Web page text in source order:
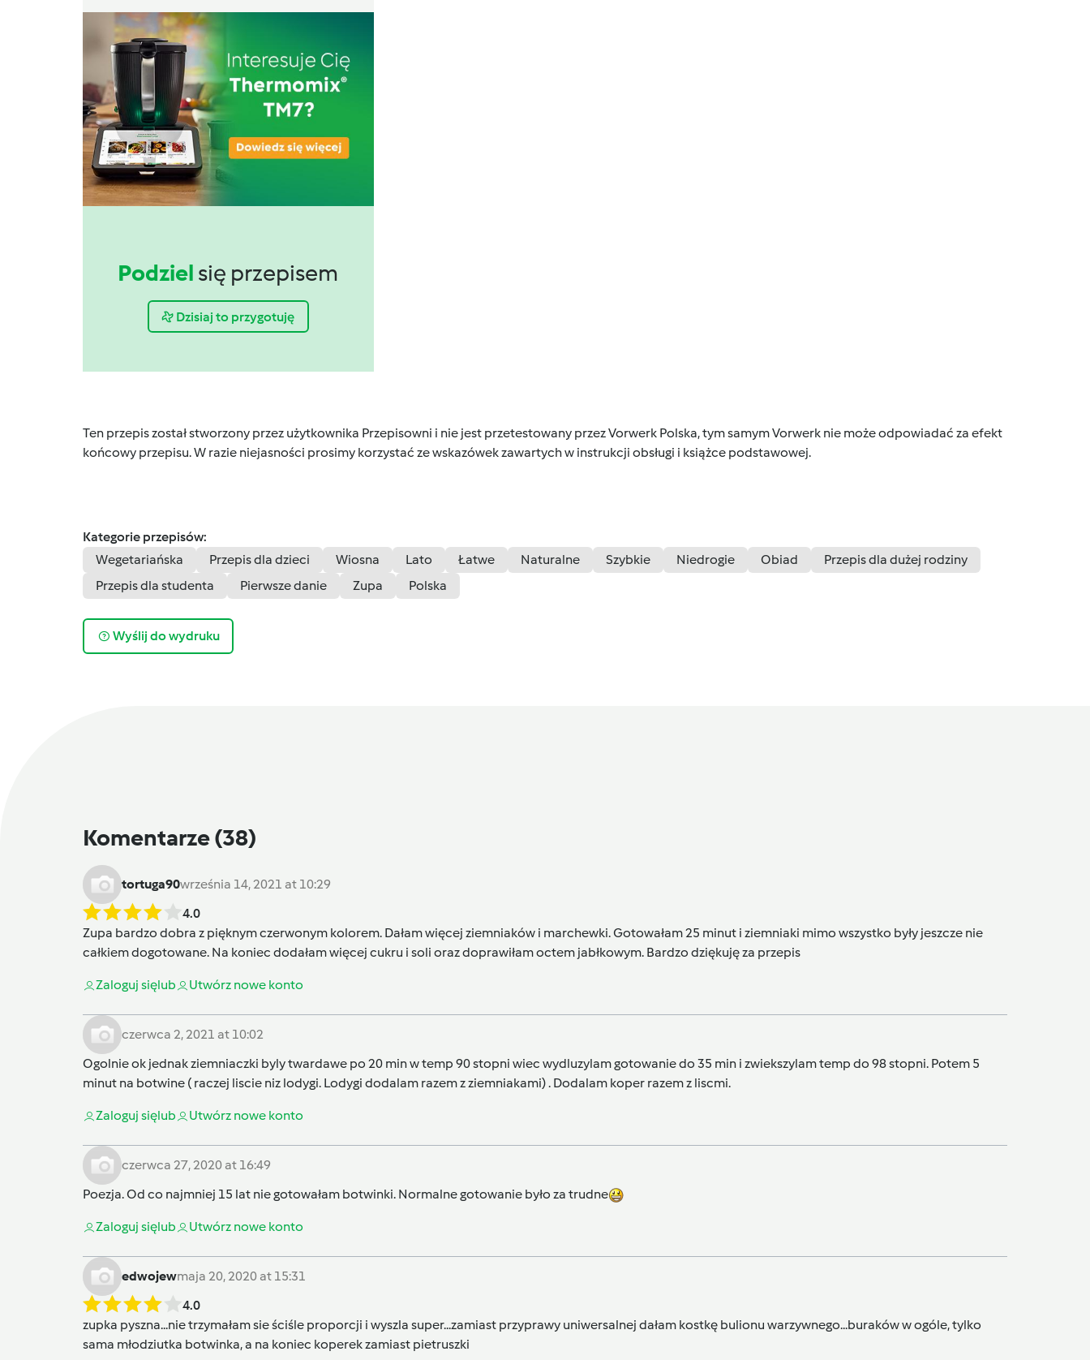
Podziel się przepisem
Dzisiaj to przygotuję
Ten przepis został stworzony przez użytkownika Przepisowni i nie jest przetestowany przez Vorwerk Polska, tym samym Vorwerk nie może odpowiadać za efekt
końcowy przepisu. W razie niejasności prosimy korzystać ze wskazówek zawartych w instrukcji obsługi i książce podstawowej.
Kategorie przepisów:
Wegetariańska
Przepis dla dzieci Wiosna Lato Łatwe Naturalne Szybkie Niedrogie Obiad
Przepis dla dużej rodziny
Przepis dla studenta
Pierwsze danie Zupa Polska
Wyślij do wydruku
Komentarze(38)
tortuga90września 14, 2021 at 10:29
4.0
Zupa bardzo dobra z pięknym czerwonym kolorem. Dałam więcej ziemniaków i marchewki. Gotowałam 25 minut i ziemniaki mimo wszystko były jeszcze nie
całkiem dogotowane. Na koniec dodałam więcej cukru i soli oraz doprawiłam octem jabłkowym. Bardzo dziękuję za przepis
Zaloguj sięlub Utwórz nowe konto
czerwca 2, 2021 at 10:02
Ogolnie ok jednak ziemniaczki byly twardawe po 20 min w temp 90 stopni wiec wydluzylam gotowanie do 35 min i zwiekszylam temp do 98 stopni. Potem 5
minut na botwine ( raczej liscie niz lodygi. Lodygi dodalam razem z ziemniakami) . Dodalam koper razem z liscmi.
Zaloguj sięlub Utwórz nowe konto
czerwca 27, 2020 at 16:49
Poezja. Od co najmniej 15 lat nie gotowałam botwinki. Normalne gotowanie było za trudne
Zaloguj sięlub Utwórz nowe konto
edwojewmaja 20, 2020 at 15:31
4.0
zupka pyszna...nie trzymałam sie ściśle proporcji i wyszla super...zamiast przyprawy uniwersalnej dałam kostkę bulionu warzywnego...buraków w ogóle, tylko
sama młodziutka botwinka, a na koniec koperek zamiast pietruszki